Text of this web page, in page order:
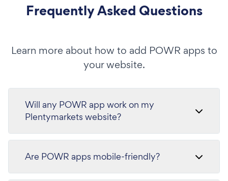
Frequently Asked Questions
Learn more about how to add POWR apps to
your website.
Will any POWR app work on my
Plentymarkets website?
Are POWR apps mobile-friendly?